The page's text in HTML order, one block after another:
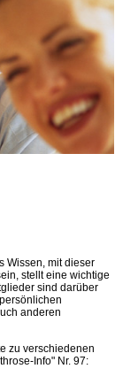
Wissen, mit dieser
stellt eine wichtige
sind darüber
anderen
zu verschiedenen
Info" Nr. 97: